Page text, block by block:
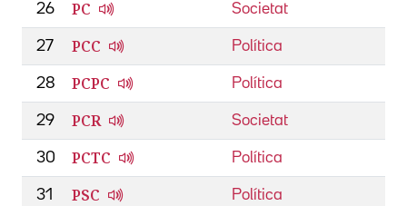
26 PC Societat
27 PCC Política
28 PCPC Política
29 PCR Societat
30 PCTC Política
31 PSC Política